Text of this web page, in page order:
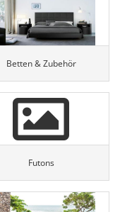
Betten & Zubehör
Futons